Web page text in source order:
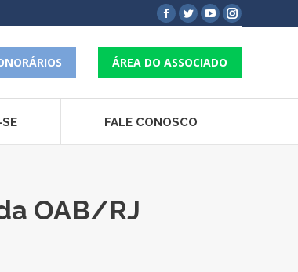
Facebook
opens
in
new
window
Twitter
opens
in
new
window
YouTube
opens
in
new
Instagram
in
new
ÁREA DO ASSOCIADO
FALE CONOSCO
OAB/RJ